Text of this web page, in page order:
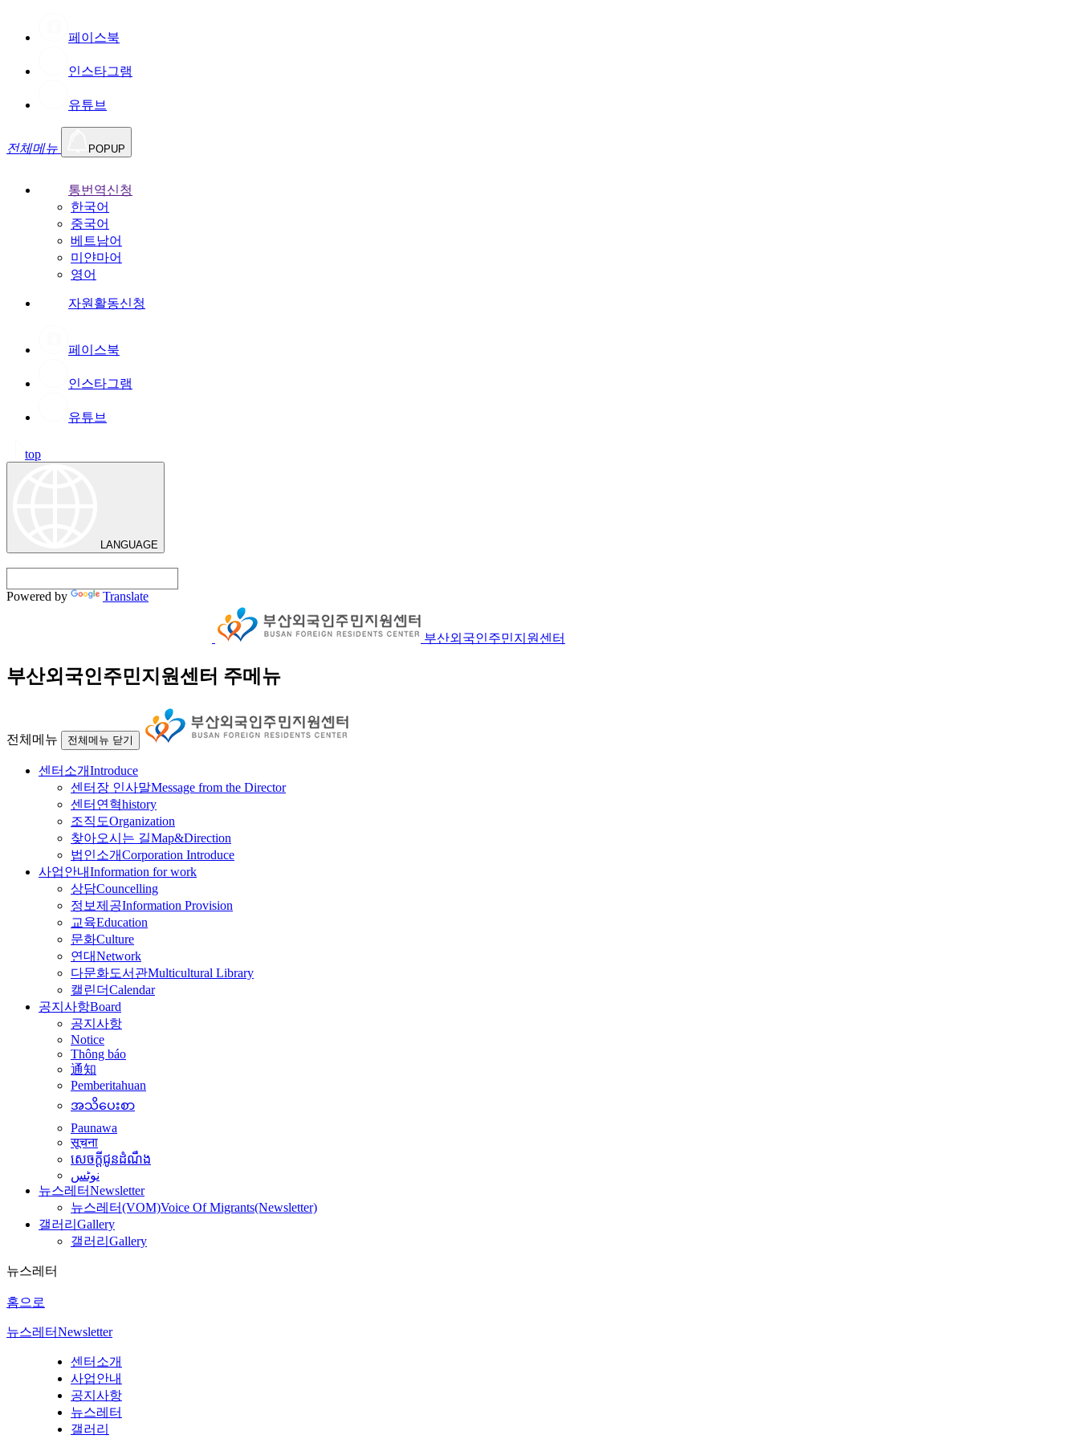
페이스북
인스타그램
유튜브
전체메뉴 POPUP
통번역신청
한국어
중국어
베트남어
미얀마어
영어
자원활동신청
페이스북
인스타그램
유튜브
top
LANGUAGE
Powered by Translate
부산외국인주민지원센터
부산외국인주민지원센터 주메뉴
전체메뉴 전체메뉴 닫기
센터소개Introduce
센터장 인사말Message from the Director
센터연혁history
조직도Organization
찾아오시는 길Map&Direction
법인소개Corporation Introduce
사업안내Information for work
상담Councelling
정보제공Information Provision
교육Education
문화Culture
연대Network
다문화도서관Multicultural Library
캘린더Calendar
공지사항Board
공지사항
Notice
Thông báo
通知
Pemberitahuan
အသိပေးစာ
Paunawa
सूचना
សេចក្តីជូនដំណឹង
نوٹس
뉴스레터Newsletter
뉴스레터(VOM)Voice Of Migrants(Newsletter)
갤러리 Gallery
갤러리 Gallery
뉴스레터
홈으로
뉴스레터Newsletter
센터소개
사업안내
공지사항
뉴스레터
갤러리